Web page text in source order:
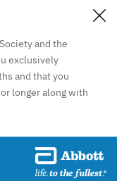
and the
exclusively
and that you
longer along with